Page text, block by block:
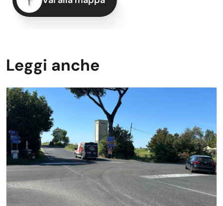
Leggi anche